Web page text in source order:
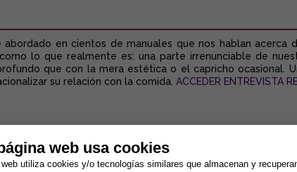
abordado en cientos de manuales que nos hablan
lo que realmente es: una parte irrenunciable de
que con la mera estética o el capricho ocasional.
su relación con la comida. ACCEDER ENTREVISTA
web usa cookies
utiliza cookies y/o tecnologías similares que almacenan y